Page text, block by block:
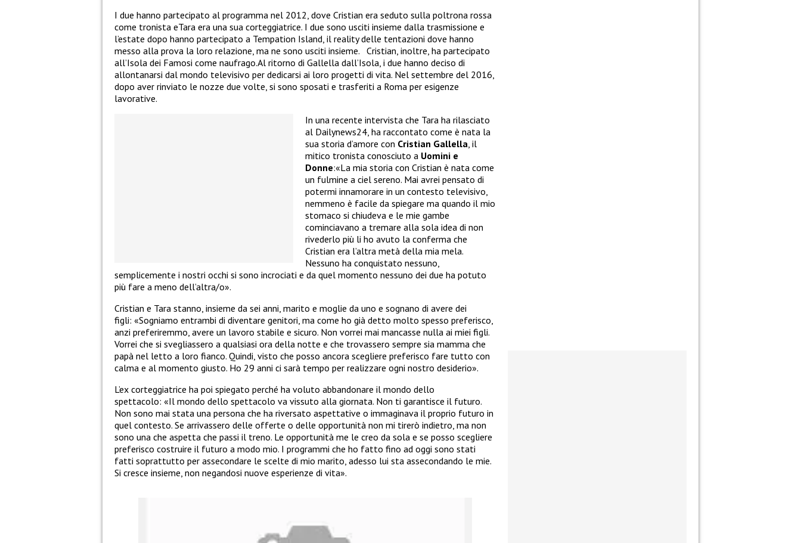
I due hanno partecipato al programma nel 2012, dove Cristian era seduto sulla poltrona rossa
come tronista eTara era una sua corteggiatrice. I due sono usciti insieme dalla trasmissione e
l’estate dopo hanno partecipato a Tempation Island, il reality delle tentazioni dove hanno
messo alla prova la loro relazione, ma ne sono usciti insieme. Cristian, inoltre, ha partecipato
all’Isola dei Famosi come naufrago.Al ritorno di Gallella dall’Isola, i due hanno deciso di
allontanarsi dal mondo televisivo per dedicarsi ai loro progetti di vita. Nel settembre del 2016,
dopo aver rinviato le nozze due volte, si sono sposati e trasferiti a Roma per esigenze
lavorative.
In una recente intervista che Tara ha rilasciato
al Dailynews24, ha raccontato come è nata la
sua storia d’amore con Cristian Gallella , il
mitico tronista conosciuto a Uomini e
Donne:«La mia storia con Cristian è nata come
un fulmine a ciel sereno. Mai avrei pensato di
potermi innamorare in un contesto televisivo,
nemmeno è facile da spiegare ma quando il mio
stomaco si chiudeva e le mie gambe
cominciavano a tremare alla sola idea di non
rivederlo più li ho avuto la conferma che
Cristian era l’altra metà della mia mela.
Nessuno ha conquistato nessuno,
semplicemente i nostri occhi si sono incrociati e da quel momento nessuno dei due ha potuto
più fare a meno dell’altra/o».
Cristian e Tara stanno, insieme da sei anni, marito e moglie da uno e sognano di avere dei
figli: «Sogniamo entrambi di diventare genitori, ma come ho già detto molto spesso preferisco,
anzi preferiremmo, avere un lavoro stabile e sicuro. Non vorrei mai mancasse nulla ai miei figli.
Vorrei che si svegliassero a qualsiasi ora della notte e che trovassero sempre sia mamma che
papà nel letto a loro fianco. Quindi, visto che posso ancora scegliere preferisco fare tutto con
calma e al momento giusto. Ho 29 anni ci sarà tempo per realizzare ogni nostro desiderio».
L’ex corteggiatrice ha poi spiegato perché ha voluto abbandonare il mondo dello
spettacolo: «Il mondo dello spettacolo va vissuto alla giornata. Non ti garantisce il futuro.
Non sono mai stata una persona che ha riversato aspettative o immaginava il proprio futuro in
quel contesto. Se arrivassero delle offerte o delle opportunità non mi tirerò indietro, ma non
sono una che aspetta che passi il treno. Le opportunità me le creo da sola e se posso scegliere
preferisco costruire il futuro a modo mio. I programmi che ho fatto fino ad oggi sono stati
fatti soprattutto per assecondare le scelte di mio marito, adesso lui sta assecondando le mie.
Si cresce insieme, non negandosi nuove esperienze di vita».